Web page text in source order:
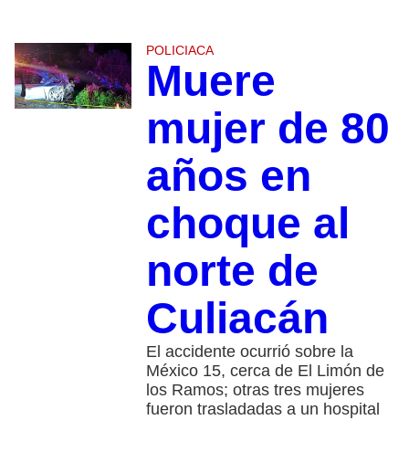
POLICIACA
Muere
mujer de 80
años en
choque al
norte de
Culiacán
El accidente ocurrió sobre la
México 15, cerca de El Limón de
los Ramos; otras tres mujeres
fueron trasladadas a un hospital